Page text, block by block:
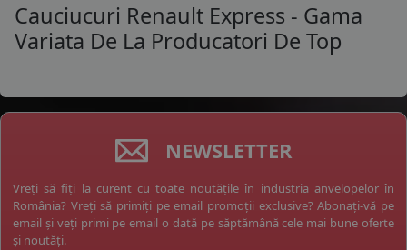
Cauciucuri Renault Express - Gama
Variata De La Producatori De Top
NEWSLETTER
Vreți să fiți la curent cu toate noutățile în industria anvelopelor în
România? Vreți să primiți pe email promoții exclusive? Abonați-vă pe
email și veți primi pe email o dată pe săptămână cele mai bune oferte
și noutăți.